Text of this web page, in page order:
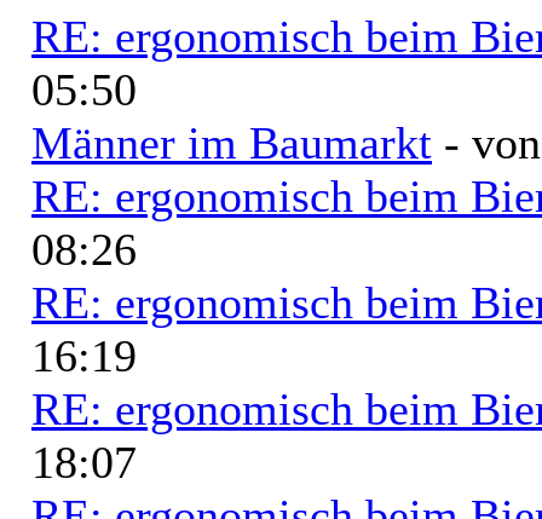
RE: ergonomisch beim
05:50
Männer im Baumarkt -
RE: ergonomisch beim
08:26
RE: ergonomisch beim
16:19
RE: ergonomisch beim
18:07